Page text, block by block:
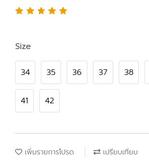
Size
34 35 36 37 38
41 42
เพิ่มรายการโปรด เปรียบเทียบ